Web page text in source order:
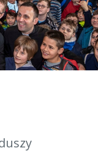
Pielgrzymka
2019
Akcje